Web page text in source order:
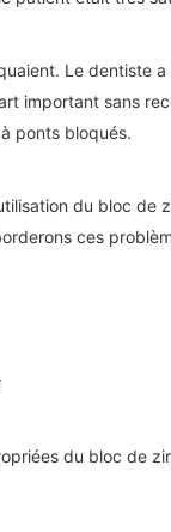
Le dentiste
important sans
ponts bloqués.
du bloc
ces
du bloc de